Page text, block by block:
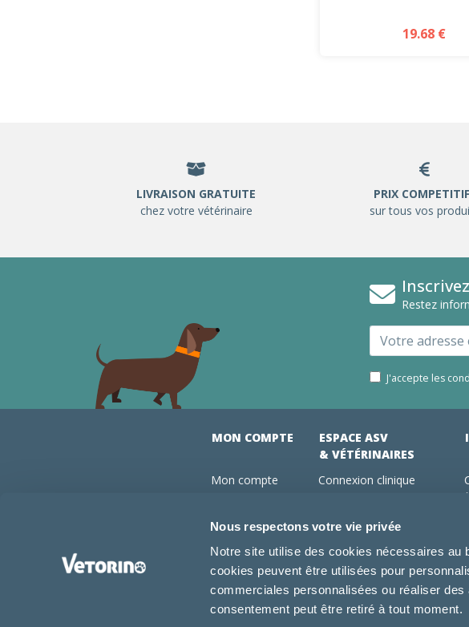
Nous respectons votre vie privée
Notre site utilise des cookies nécessaires au
cookies peuvent être utilisées pour
commerciales personnalisées ou réaliser
consentement peut être retiré à tout moment.
19.68 €
LIVRAISON GRATUITE
chez votre vétérinaire
PRIX
sur tous vos
Restez
Email
J'accepte les
MON COMPTE
Mon compte
Conseils vétos
FAQ
ESPACE ASV
& VÉTÉRINAIRES
Connexion clinique
Devenir adhérent Vétorino